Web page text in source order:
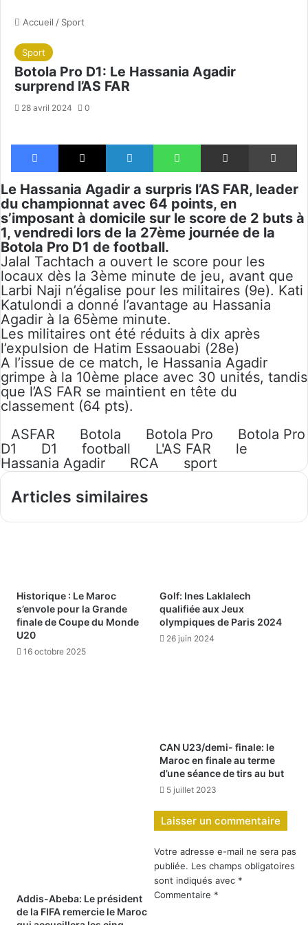
Accueil / Sport
Sport
Botola Pro D1: Le Hassania Agadir
surprend l’AS FAR
28 avril 2024 0
Facebook X Linkedin WhatsApp Partager par email
Le Hassania Agadir a surpris l’AS FAR, leader
du championnat avec 64 points, en
s’imposant à domicile sur le score de 2 buts à
1, vendredi lors de la 27ème journée de la
Botola Pro D1 de football.
Jalal Tachtach a ouvert le score pour les
locaux dès la 3ème minute de jeu, avant que
Larbi Naji n’égalise pour les militaires (9e). Kati
Katulondi a donné l’avantage au Hassania
Agadir à la 65ème minute.
Les militaires ont été réduits à dix après
l’expulsion de Hatim Essaouabi (28e)
A l’issue de ce match, le Hassania Agadir
grimpe à la 10ème place avec 30 unités, tandis
que l’AS FAR se maintient en tête du
classement (64 pts).
ASFAR
Botola Botola Pro
Botola Pro
D1
D1 football L'AS FAR
le
Hassania Agadir
RCA sport
Articles similaires
Historique : Le Maroc
s’envole pour la Grande
finale de Coupe du Monde
U20
16 octobre 2025
Golf: Ines Laklalech
qualifiée aux Jeux
olympiques de Paris 2024
26 juin 2024
CAN U23/demi- finale: le
Maroc en finale au terme
d’une séance de tirs au but
5 juillet 2023
Addis-Abeba: Le président
de la FIFA remercie le Maroc
Laisser un commentaire
Votre adresse e-mail ne sera pas
publiée. Les champs obligatoires
sont indiqués avec *
Commentaire *